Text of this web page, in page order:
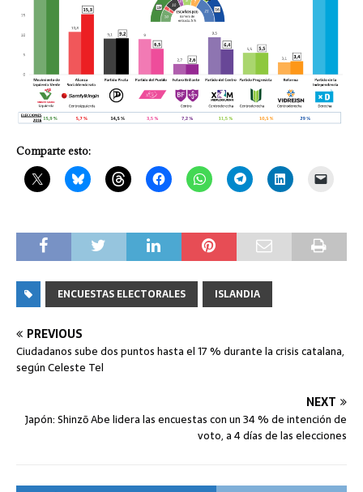
Comparte esto:
ENCUESTAS ELECTORALES ISLANDIA
PREVIOUS
Ciudadanos sube dos puntos hasta el 17 % durante la crisis catalana,
según Celeste Tel
NEXT
Japón: Shinzō Abe lidera las encuestas con un 34 % de intención de
voto, a 4 días de las elecciones